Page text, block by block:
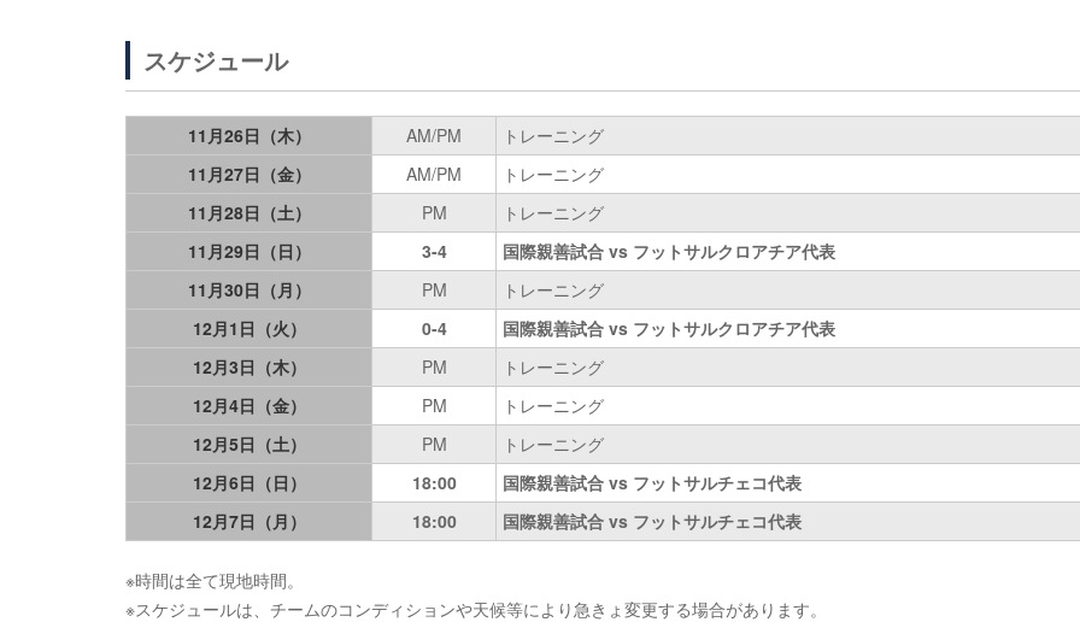
スケジュール
11月26日（木） AM/PM
トレーニング
11月27日（金）
AM/PM
トレーニング
11月28日（土）
PM
トレーニング
11月29日（日）
3-4
国際親善試合 vs フットサルクロアチア代表
11月30日（月）
PM
トレーニング
12月1日（火）
0-4
国際親善試合 vs フットサルクロアチア代表
12月3日（木）
PM
トレーニング
12月4日（金）
PM
トレーニング
12月5日（土）
PM
トレーニング
12月6日（日）
18:00
国際親善試合 vs フットサルチェコ代表
12月7日（月）
18:00 国際親善試合 vs フットサルチェコ代表
※時間は全て現地時間。
※スケジュールは、チームのコンディションや天候等により急きょ変更する場合があります。